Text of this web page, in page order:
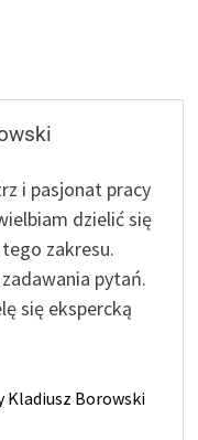
i pasjonat pracy
dzielić się
zakresu.
pytań.
się ekspercką
Kladiusz Borowski